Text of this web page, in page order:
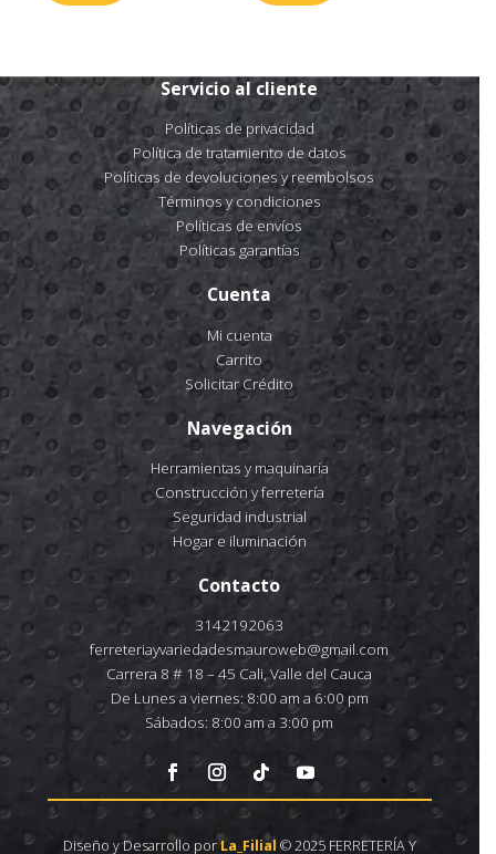
Servicio al cliente
Políticas de privacidad
Política de tratamiento de datos
Políticas de devoluciones y reembolsos
Términos y condiciones
Políticas de envíos
Políticas garantías
Cuenta
Mi cuenta
Carrito
Solicitar Crédito
Navegación
Herramientas y maquinaría
Construcción y ferretería
Seguridad industrial
Hogar e iluminación
Contacto
3142192063
ferreteriayvariedadesmauroweb@gmail.com
Carrera 8 # 18 – 45 Cali, Valle del Cauca
De Lunes a viernes: 8:00 am a 6:00 pm
Sábados: 8:00 am a 3:00 pm
Diseño y Desarrollo porLa_Filial © 2025 FERRETERÍA Y